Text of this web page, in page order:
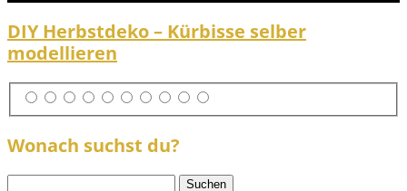
DIY Herbstdeko – Kürbisse selber
modellieren
Wonach suchst du?